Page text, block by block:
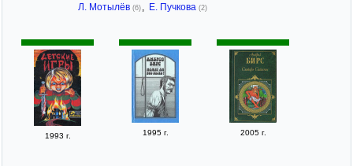
Л. Мотылёв (6) Е. Пучкова (2)
1993 г. 1995 г. 2005 г.